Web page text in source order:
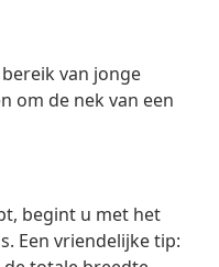
van jonge
om de nek van een
begint u met het
Een vriendelijke tip: